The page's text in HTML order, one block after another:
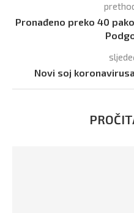
Pronađeno preko 40
Novi soj